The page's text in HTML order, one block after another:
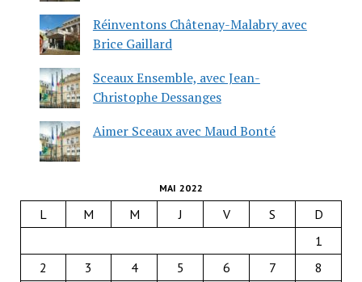
Réinventons Châtenay-Malabry avec
Brice Gaillard
Sceaux Ensemble, avec Jean-
Christophe Dessanges
Aimer Sceaux avec Maud Bonté
MAI 2022
L M M J V S
D
1
2
3 4 5 6 7 8